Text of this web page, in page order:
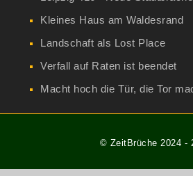
Kleines Haus am Waldesrand
Landschaft als Lost Place
Verfall auf Raten ist beendet
Macht hoch die Tür, die Tor
© ZeitBrüche 2024 -